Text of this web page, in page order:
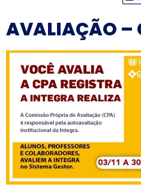
AVALIAÇÃO –